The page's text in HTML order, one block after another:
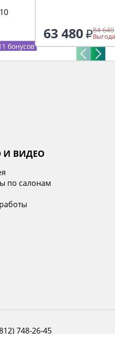
бонусов
63 480 84 640
И ВИДЕО
по салонам
748-26-45